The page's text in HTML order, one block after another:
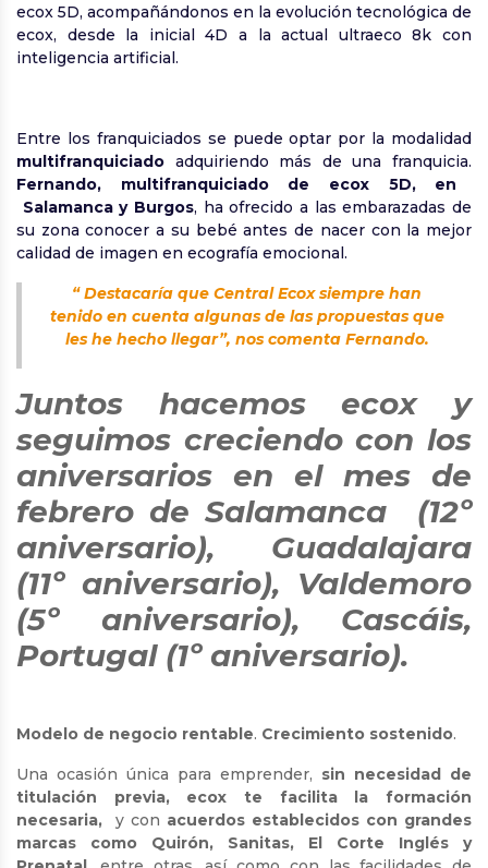
ecox 5D, acompañándonos en la evolución tecnológica de
ecox, desde la inicial 4D a la actual ultraeco 8k con
inteligencia artificial.
Entre los franquiciados se puede optar por la modalidad
multifranquiciado adquiriendo más de una franquicia.
Fernando, multifranquiciado de ecox 5D, en
Salamanca y Burgos, ha ofrecido a las embarazadas de
su zona conocer a su bebé antes de nacer con la mejor
calidad de imagen en ecografía emocional.
“ Destacaría que Central Ecox siempre han
tenido en cuenta algunas de las propuestas que
les he hecho llegar”, nos comenta Fernando.
Juntos hacemos ecox y
seguimos creciendo con los
aniversarios en el mes de
febrero de Salamanca (12º
aniversario), Guadalajara
(11º aniversario), Valdemoro
(5º aniversario), Cascáis,
Portugal (1º aniversario).
Modelo de negocio rentable. Crecimiento sostenido.
Una ocasión única para emprender, sin necesidad de
titulación previa, ecox te facilita la formación
necesaria,
y con acuerdos establecidos con grandes
marcas como Quirón, Sanitas, El Corte Inglés y